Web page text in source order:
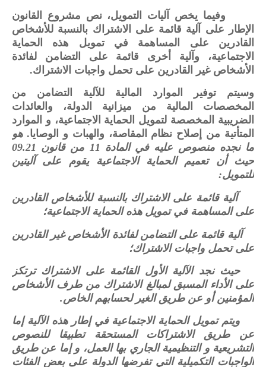
وفيما يخص آليات التمويل، نص مشروع القانون
الإطار على آلية قائمة على الاشتراك بالنسبة للأشخاص
القادرين على المساهمة في تمويل هذه الحماية
الاجتماعية، وآلية أخرى قائمة على التضامن لفائدة
الأشخاص غير القادرين على تحمل واجبات الاشتراك.
وسيتم توفير الموارد المالية للآلية التضامن من
المخصصات المالية من ميزانية الدولة، والعائدات
الضريبية المخصصة لتمويل الحماية الاجتماعية، و الموارد
المتأتية من إصلاح نظام المقاصة، والهبات و الوصايا.هو
ما نجده منصوص عليه في المادة 11 من قانون 09.21
حيث أن تعميم الحماية الاجتماعية يقوم على آليتين
للتمويل:
آلية قائمة على الاشتراك بالنسبة للأشخاص القادرين
على المساهمة في تمويل هذه الحماية الاجتماعية؛
آلية قائمة على التضامن لفائدة الأشخاص غير القادرين
على تحمل واجبات الاشتراك؛
حيث نجد الآلية الأول القائمة على الاشتراك ترتكز
على الأداء المسبق لمبالغ الاشتراك من طرف الأشخاص
المؤمنين أو عن طريق الغير لحسابهم الخاص.
ويتم تمويل الحماية الاجتماعية في إطار هذه الآلية إما
عن طريق الاشتراكات المستحقة تطبيقا للنصوص
التشريعية و التنظيمية الجاري بها العمل، و إما عن طريق
الواجبات التكميلية التي تفرضها الدولة على بعض الفئات